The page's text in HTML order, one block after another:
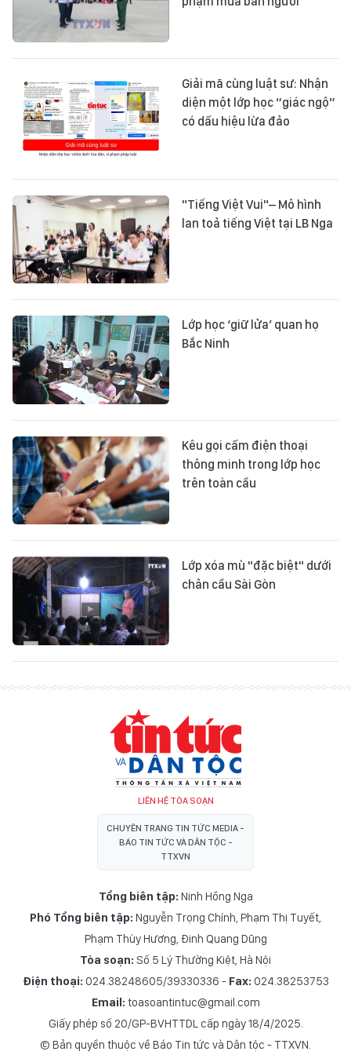
Giải mã cùng luật sư: Nhận
diện một lớp học “giác ngộ”
có dấu hiệu lừa đảo
"Tiếng Việt Vui"– Mô hình
lan toả tiếng Việt tại LB Nga
Lớp học ‘giữ lửa’ quan họ
Bắc Ninh
Kêu gọi cấm điện thoại
thông minh trong lớp học
trên toàn cầu
Lớp xóa mù "đặc biệt" dưới
chân cầu Sài Gòn
LIÊN HỆ TÒA SOẠN
CHUYÊN TRANG TIN TỨC MEDIA -
BÁO TIN TỨC VÀ DÂN TỘC -
TTXVN
Tổng biên tập: Ninh Hồng Nga
Phó Tổng biên tập: Nguyễn Trọng Chính Phạm Thị Tuyết
Phạm Thùy Hương Đinh Quang Dũng
Tòa soạn: Số 5 Lý Thường Kiệt, Hà Nội
Điện thoại: 024.38248605/39330336 - Fax: 024.38253753
Email: toasoantintuc@gmail.com
Giấy phép số 20/GP-BVHTTDL cấp ngày 18/4/2025.
© Bản quyền thuộc về Báo Tin tức và Dân tộc - TTXVN.